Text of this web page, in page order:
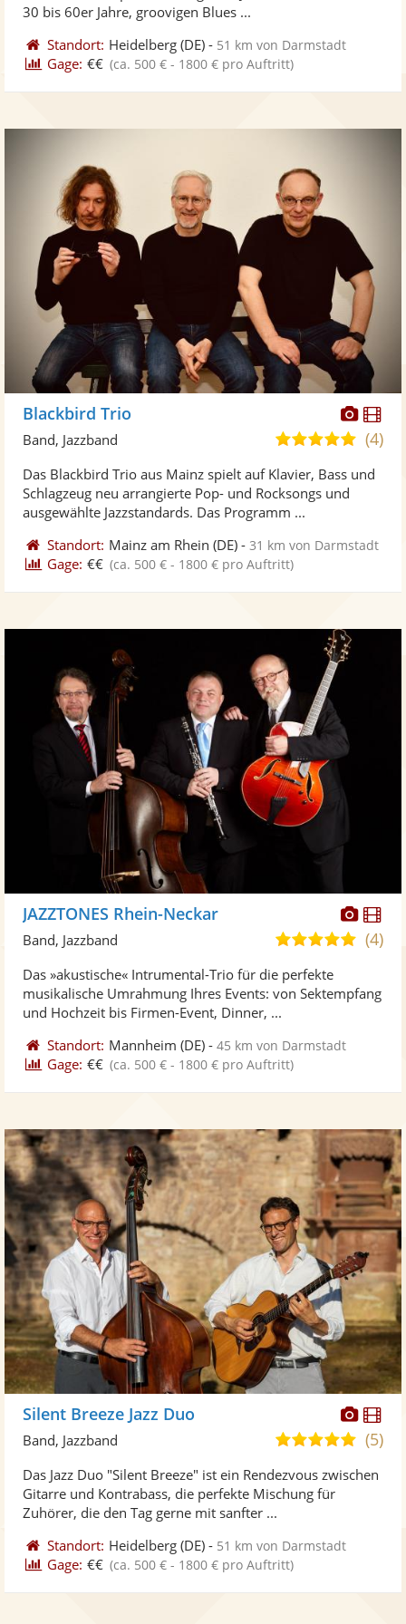
30 bis 60er Jahre, groovigen Blues ...
Standort: Heidelberg (DE) - 51 km von Darmstadt
Gage: €€ (ca. 500 € - 1800 € pro Auftritt)
Fotos
Blackbird Trio
5,0
5
(4)
Band, Jazzband
Das Blackbird Trio aus Mainz spielt auf Klavier, Bass und
Schlagzeug neu arrangierte Pop- und Rocksongs und
ausgewählte Jazzstandards. Das Programm ...
Standort: Mainz am Rhein (DE) -31 km von Darmstadt
Gage: €€ (ca. 500 € - 1800 € pro Auftritt)
JAZZTONES Rhein-Neckar
4,9
5
Sternen
(4)
Band, Jazzband
Das »akustische« Intrumental-Trio für die perfekte
musikalische Umrahmung Ihres Events: von Sektempfang
und Hochzeit bis Firmen-Event, Dinner, ...
Standort: Mannheim (DE) -45 km von Darmstadt
Gage: €€ (ca. 500 € - 1800 € pro Auftritt)
Fotos
Silent Breeze Jazz Duo
5,0
5
(5)
Band, Jazzband
Das Jazz Duo "Silent Breeze" ist ein Rendezvous zwischen
Gitarre und Kontrabass, die perfekte Mischung für
Zuhörer, die den Tag gerne mit sanfter ...
Standort: Heidelberg (DE) - 51 km von Darmstadt
Gage: €€ (ca. 500 € - 1800 € pro Auftritt)